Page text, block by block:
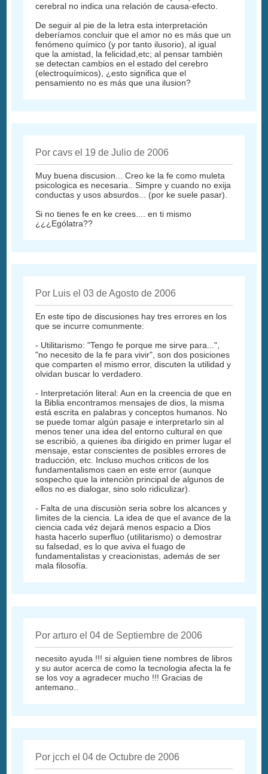
cerebral no indica una relación de causa-efecto.
De seguir al pie de la letra esta interpretación
deberíamos concluir que el amor no es más que un
fenómeno químico (y por tanto ilusorio), al igual
que la amistad, la felicidad,etc; al pensar tambièn
se detectan cambios en el estado del cerebro
(electroquímicos), ¿esto significa que el
pensamiento no es más que una ilusion?
Por cavs el 19 de Julio de 2006
Muy buena discusion... Creo ke la fe como muleta
psicologica es necesaria.. Simpre y cuando no exija
conductas y usos absurdos... (por ke suele pasar).
Si no tienes fe en ke crees.... en ti mismo
¿¿¿Ególatra??
Por Luis el 03 de Agosto de 2006
En este tipo de discusiones hay tres errores en los
que se incurre comunmente:
- Utilitarismo: "Tengo fe porque me sirve para...",
"no necesito de la fe para vivir", son dos posiciones
que comparten el mismo error, discuten la utilidad y
olvidan buscar lo verdadero.
- Interpretación literal: Aun en la creencia de que en
la Biblia encontramos mensajes de dios, la misma
está escrita en palabras y conceptos humanos. No
se puede tomar algún pasaje e interpretarlo sin al
menos tener una idea del entorno cultural en que
se escribiò, a quienes iba dirigido en primer lugar el
mensaje, estar conscientes de posibles errores de
traducción, etc. Incluso muchos criticos de los
fundamentalismos caen en este error (aunque
sospecho que la intenciòn principal de algunos de
ellos no es dialogar, sino solo ridiculizar).
- Falta de una discusiòn seria sobre los alcances y
lìmites de la ciencia. La idea de que el avance de la
ciencia cada véz dejará menos espacio a Dios
hasta hacerlo superfluo (utilitarismo) o demostrar
su falsedad, es lo que aviva el fuago de
fundamentalistas y creacionistas, además de ser
mala filosofía.
Por arturo el 04 de Septiembre de 2006
necesito ayuda !!! si alguien tiene nombres de libros
y su autor acerca de como la tecnologia afecta la fe
se los voy a agradecer mucho !!! Gracias de
antemano..
Por jcch el 04 de Octubre de 2006